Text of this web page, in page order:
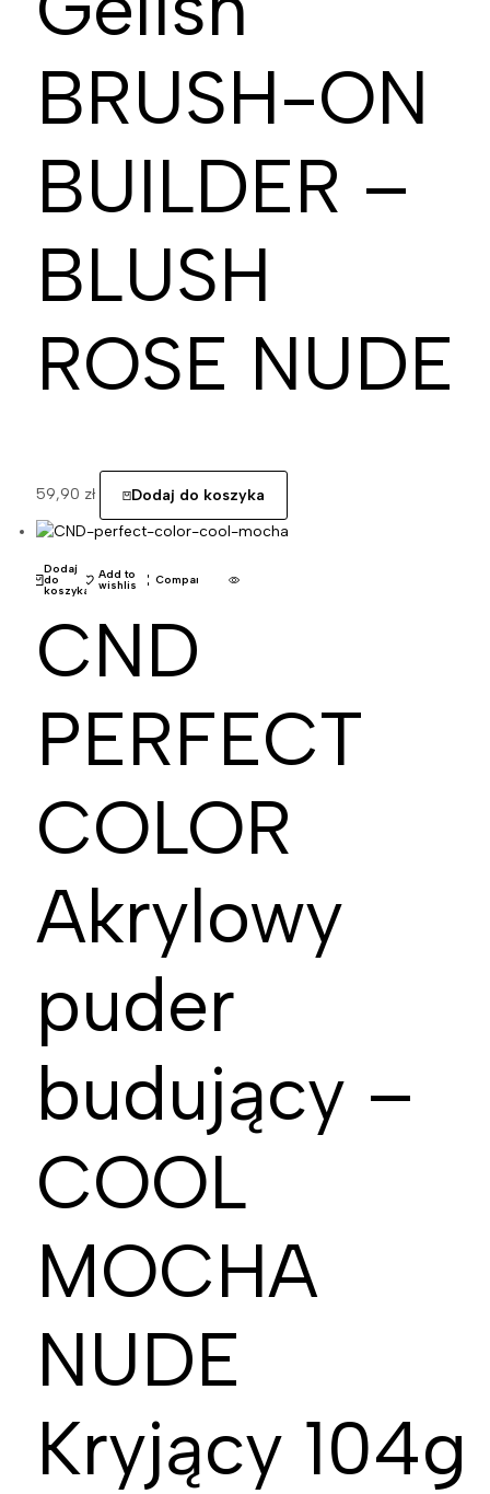
BRUSH-ON
BUILDER –
BLUSH
ROSE NUDE
59,90 zł Dodaj do koszyka
Dodaj
do
koszyka
Add to
wishlist Compare
CND
PERFECT
COLOR
Akrylowy
puder
budujący –
COOL
MOCHA
NUDE
Kryjący 104g